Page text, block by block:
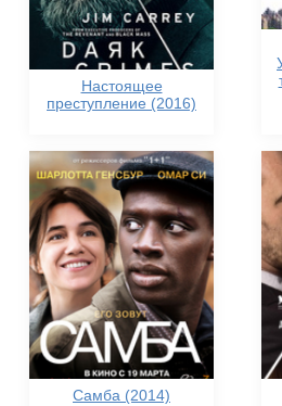
Настоящее
преступление (2016)
Самба (2014)